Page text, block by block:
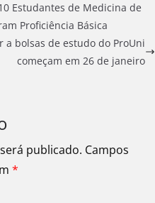
Estudantes de Medicina de
Proficiência Básica
a bolsas de estudo do ProUni
começam em 26 de janeiro
publicado. Campos
*